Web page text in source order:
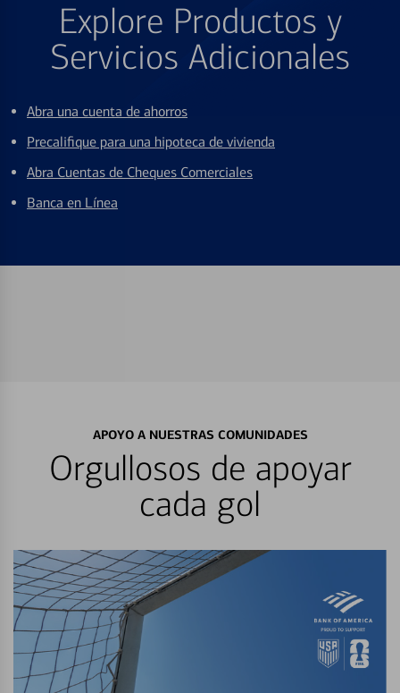
Explore Productos y
Servicios Adicionales
Abra una cuenta de ahorros
Precalifique para una hipoteca de vivienda
Abra Cuentas de Cheques Comerciales
Banca en Línea
APOYO A NUESTRAS COMUNIDADES
Orgullosos de apoyar
cada gol